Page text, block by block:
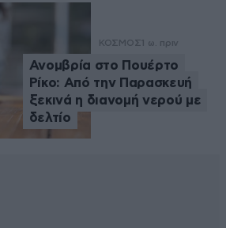
ΚΟΣΜΟΣ 1 ω. πριν
Ανομβρία στο Πουέρτο
Ρίκο: Από την Παρασκευή
ξεκινά η διανομή νερού με
δελτίο